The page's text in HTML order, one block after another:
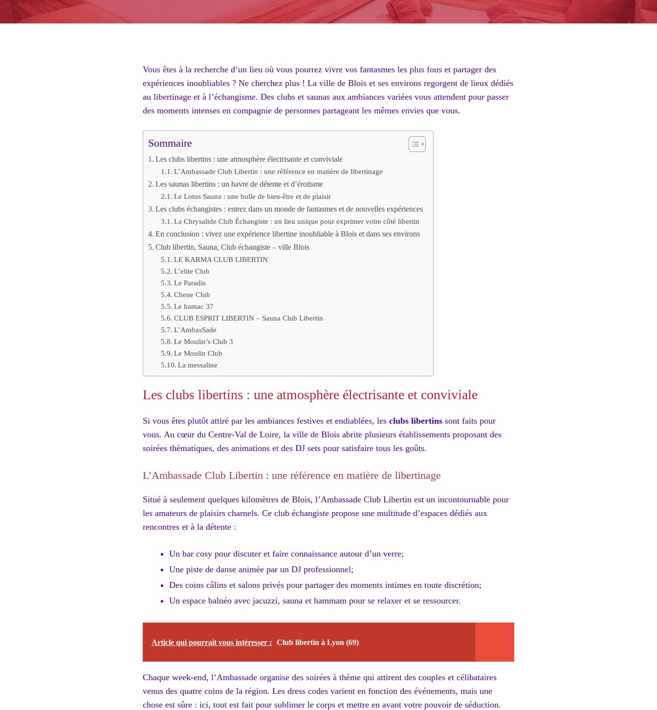
Vous êtes à la recherche d’un lieu où vous pourrez vivre vos fantasmes les plus fous et partager des
expériences inoubliables ? Ne cherchez plus ! La ville de Blois et ses environs regorgent de lieux dédiés
au libertinage et à l’échangisme. Des clubs et saunas aux ambiances variées vous attendent pour passer
des moments intenses en compagnie de personnes partageant les mêmes envies que vous.
Sommaire
Les clubs libertins : une atmosphère électrisante et conviviale
L’Ambassade Club Libertin : une référence en matière de libertinage
Les saunas libertins : un havre de détente et d’érotisme
Le Lotus Sauna : une bulle de bien-être et de plaisir
Les clubs échangistes : entrez dans un monde de fantasmes et de nouvelles expériences
La Chrysalide Club Échangiste : un lieu unique pour exprimer votre côté libertin
En conclusion : vivez une expérience libertine inoubliable à Blois et dans ses environs
Club libertin, Sauna, Club échangiste – ville Blois
LE KARMA CLUB LIBERTIN
L’elite Club
Le Paradis
Chene Club
Le hamac 37
CLUB ESPRIT LIBERTIN – Sauna Club Libertin
L’AmbasSade
Le Moulin’s Club 3
Le Moulin Club
La messaline
Les clubs libertins : une atmosphère électrisante et conviviale
Si vous êtes plutôt attiré par les ambiances festives et endiablées, les clubs libertins sont faits pour
vous. Au cœur du Centre-Val de Loire, la ville de Blois abrite plusieurs établissements proposant des
soirées thématiques, des animations et des DJ sets pour satisfaire tous les goûts.
L’Ambassade Club Libertin : une référence en matière de libertinage
Situé à seulement quelques kilomètres de Blois, l’Ambassade Club Libertin est un incontournable pour
les amateurs de plaisirs charnels. Ce club échangiste propose une multitude d’espaces dédiés aux
rencontres et à la détente :
Un bar cosy pour discuter et faire connaissance autour d’un verre;
Une piste de danse animée par un DJ professionnel;
Des coins câlins et salons privés pour partager des moments intimes en toute discrétion;
Un espace balnéo avec jacuzzi, sauna et hammam pour se relaxer et se ressourcer.
Article qui pourrait vous intéresser : Club libertin à Lyon (69)
Chaque week-end, l’Ambassade organise des soirées à thème qui attirent des couples et célibataires
venus des quatre coins de la région. Les dress codes varient en fonction des événements, mais une
chose est sûre : ici, tout est fait pour sublimer le corps et mettre en avant votre pouvoir de séduction.